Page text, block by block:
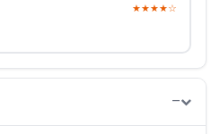
★★★★☆
—